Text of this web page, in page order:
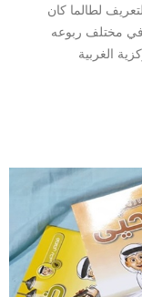
لطالما كان
مختلف ربوعه
الغربية